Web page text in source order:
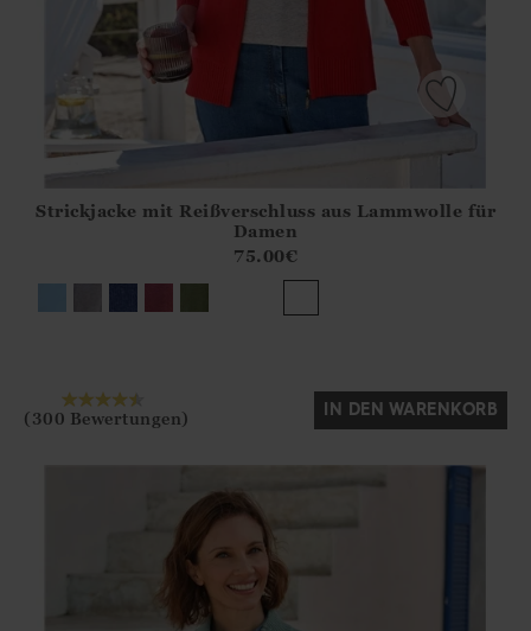
?? ""
Nein
Strickjacke mit Reißverschluss aus Lammwolle für
Damen
75.00€
(300 Bewertungen) IN DEN WARENKORB